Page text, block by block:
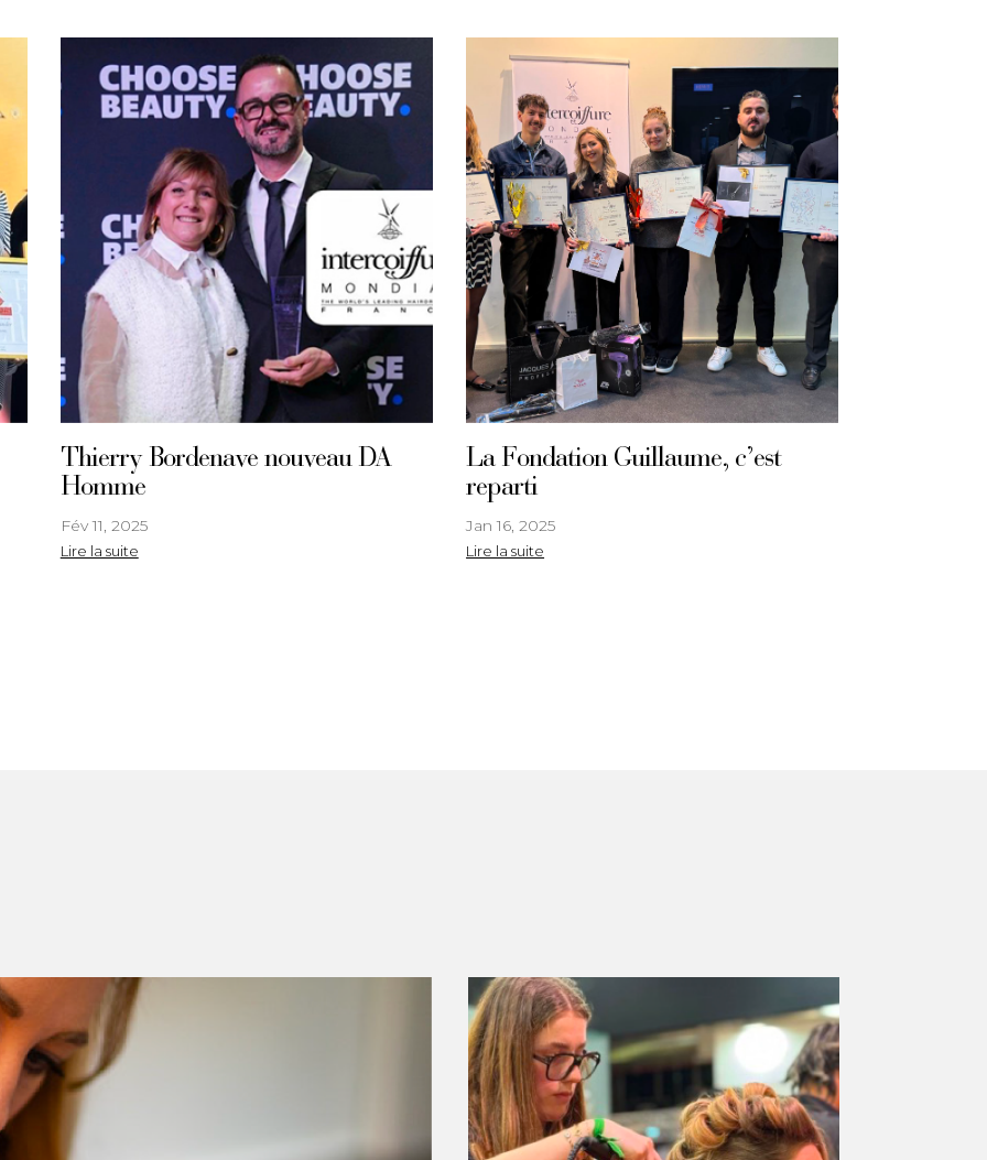
Thierry Bordenave nouveau DA
Homme
Fév 11, 2025
Lire la suite
La Fondation Guillaume, c’est
reparti
Jan 16, 2025
Lire la suite